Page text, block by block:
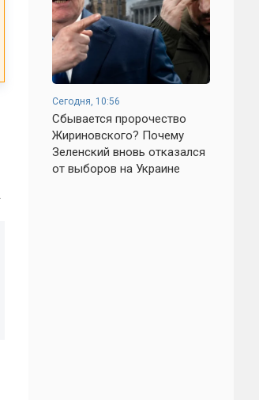
Сегодня, 10:56
Сбывается пророчество
Жириновского? Почему
Зеленский вновь отказался
от выборов на Украине